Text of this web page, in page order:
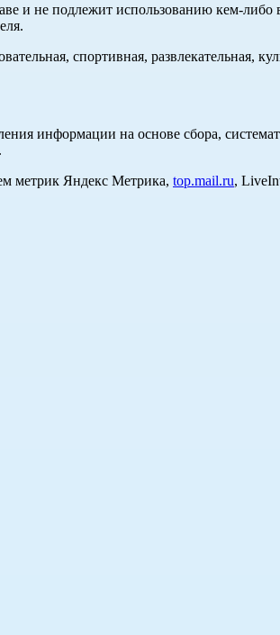
и не подлежит использованию кем-
спортивная, развлекательная,
информации на основе сбора,
метрик Яндекс Метрика, top.mail.ru,